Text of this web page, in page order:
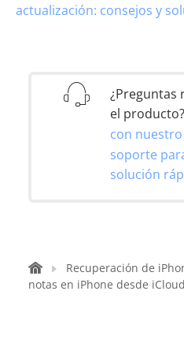
actualización: consejos y
¿Preguntas
el producto?
con
soporte
solución
Recuperación de
notas en iPhone desde